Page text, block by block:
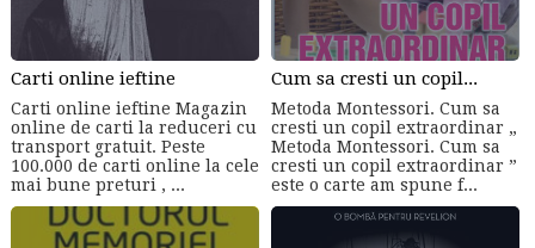
Carti online ieftine
Carti online ieftine Magazin
online de carti la reduceri cu
transport gratuit. Peste
100.000 de carti online la cele
mai bune preturi , ...
Cum sa cresti un copil...
Metoda Montessori. Cum sa
cresti un copil extraordinar „
Metoda Montessori. Cum sa
cresti un copil extraordinar ”
este o carte am spune f...